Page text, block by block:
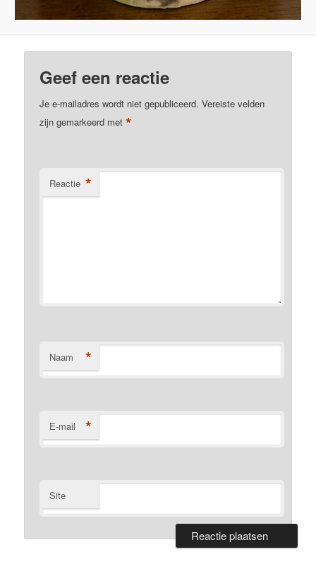
Geef een reactie
Je e-mailadres wordt niet gepubliceerd. Vereiste velden
zijn gemarkeerd met*
Reactie *
Naam *
E-mail *
Site